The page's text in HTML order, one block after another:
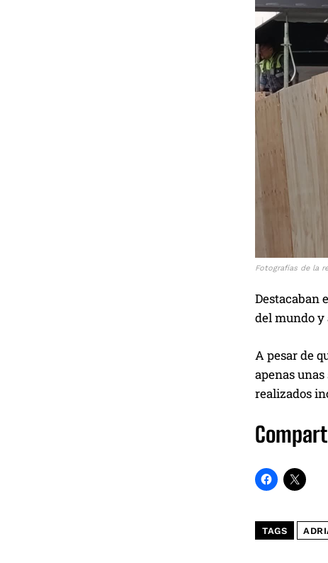
Fotografías de la
Destacaban
del mundo y
A pesar de
apenas
realizados
TAGS